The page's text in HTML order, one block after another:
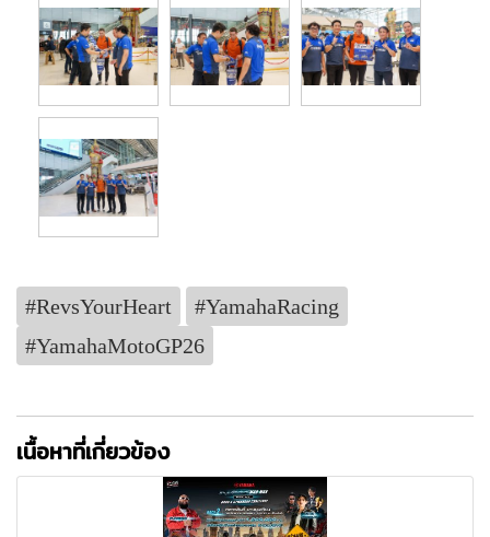
#RevsYourHeart
#YamahaRacing
#YamahaMotoGP26
เนื้อหาที่เกี่ยวข้อง